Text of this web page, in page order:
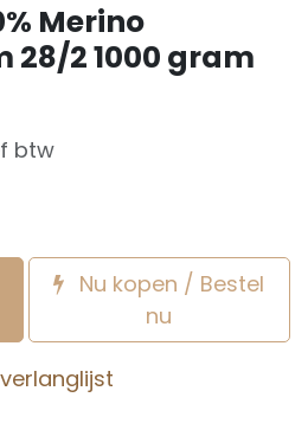
Merino
28/2 1000 gram
btw
Nu kopen / Bestel
nu